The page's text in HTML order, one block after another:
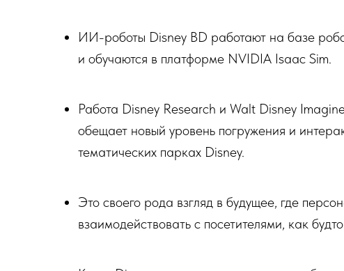
ИИ-роботы Disney BD работают на базе
и обучаются в платформе NVIDIA Isaac Sim.
Работа Disney Research и Walt Disney
обещает новый уровень погружения и
тематических парках Disney.
Это своего рода взгляд в будущее, где
взаимодействовать с посетителями, как